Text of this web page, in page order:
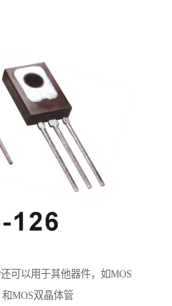
可以用于其他器件，如MOS
和MOS双晶体管